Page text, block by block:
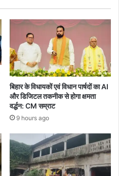
बिहार के विधायकों एवं विधान पार्षदों का AI
और डिजिटल तकनीक से होगा क्षमता
वर्द्धन: CM सम्राट
9 hours ago